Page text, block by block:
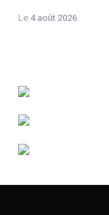
Le 4 août 2026